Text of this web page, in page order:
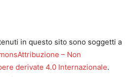
in questo sito sono soggetti a
– Non
derivate 4.0 Internazionale.